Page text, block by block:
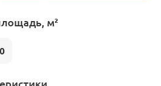
м²